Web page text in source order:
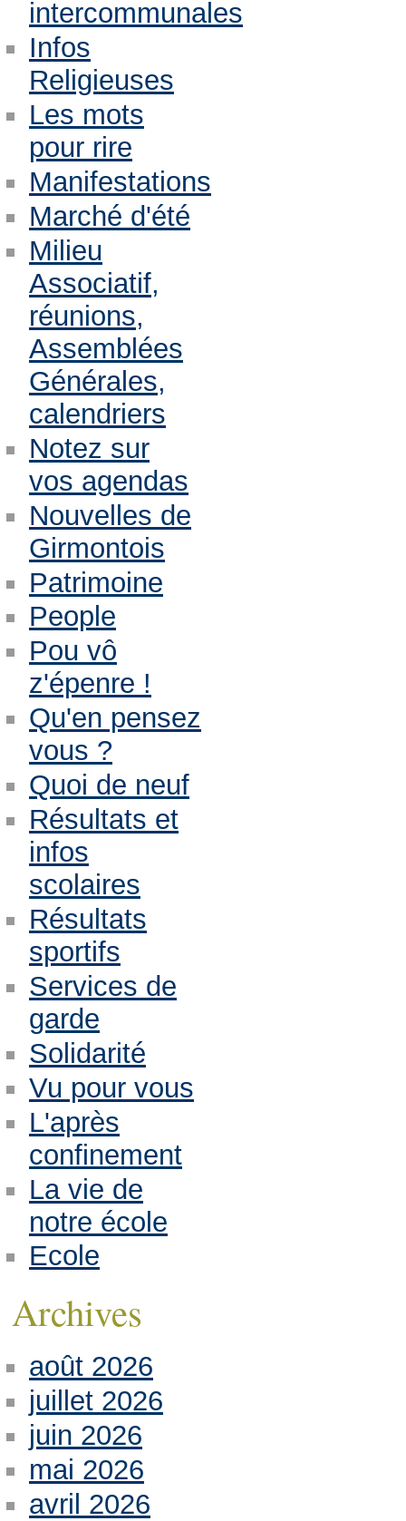
intercommunales
Infos
Religieuses
Les mots
pour rire
Manifestations
Marché d'été
Milieu
Associatif,
réunions,
Assemblées
Générales,
calendriers
Notez sur
vos agendas
Nouvelles de
Girmontois
Patrimoine
People
Pou vô
z'épenre !
Qu'en pensez
vous ?
Quoi de neuf
Résultats et
infos
scolaires
Résultats
sportifs
Services de
garde
Solidarité
Vu pour vous
L'après
confinement
La vie de
notre école
Ecole
Archives
août 2026
juillet 2026
juin 2026
mai 2026
avril 2026